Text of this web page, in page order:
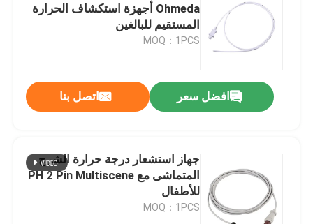
Ohmeda أجهزة استكشاف الحرارة
المستقيم للبالغين
MOQ：1PCS
افضل سعر اتصل بنا
جهاز استشعار درجة حرارة الشرج
المتماشى مع PH 2 Pin Multiscene
للأطفال
MOQ：1PCS